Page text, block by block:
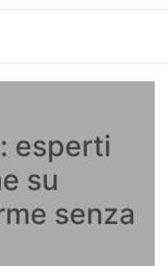
esperti
su
senza